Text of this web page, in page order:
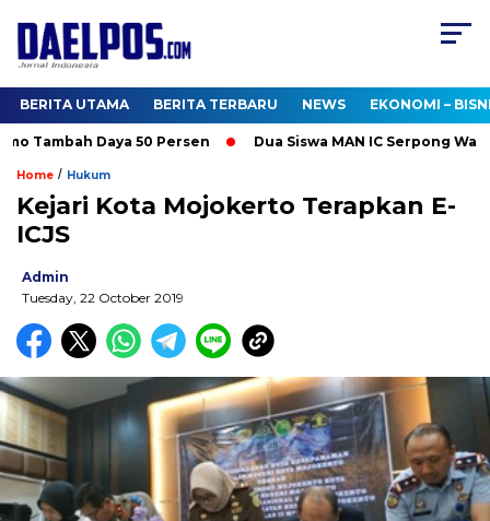
BERITA UTAMA BERITA TERBARU NEWS EKONOMI –
Tambah Daya 50 Persen Dua Siswa MAN IC Serpong
Home / Hukum
Kejari Kota Mojokerto Terapkan E-
ICJS
Admin
Tuesday, 22 October 2019